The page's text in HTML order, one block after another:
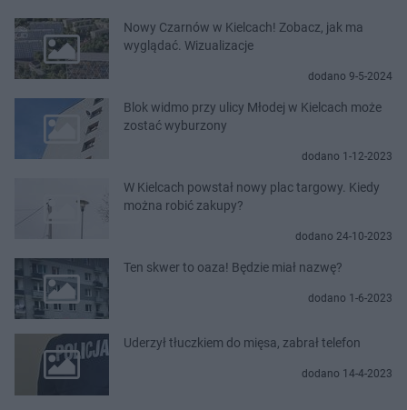
Nowy Czarnów w Kielcach! Zobacz, jak ma
wyglądać. Wizualizacje
dodano 9-5-2024
Blok widmo przy ulicy Młodej w Kielcach może
zostać wyburzony
dodano 1-12-2023
W Kielcach powstał nowy plac targowy. Kiedy
można robić zakupy?
dodano 24-10-2023
Ten skwer to oaza! Będzie miał nazwę?
dodano 1-6-2023
Uderzył tłuczkiem do mięsa, zabrał telefon
dodano 14-4-2023